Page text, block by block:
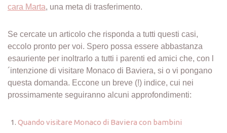
cara Marta, una meta di trasferimento.
Se cercate un articolo che risponda a tutti questi casi,
eccolo pronto per voi. Spero possa essere abbastanza
esauriente per inoltrarlo a tutti i parenti ed amici che, con l
´intenzione di visitare Monaco di Baviera, si o vi pongano
questa domanda. Eccone un breve (!) indice, cui nei
prossimamente seguiranno alcuni approfondimenti:
Quando visitare Monaco di Baviera con bambini